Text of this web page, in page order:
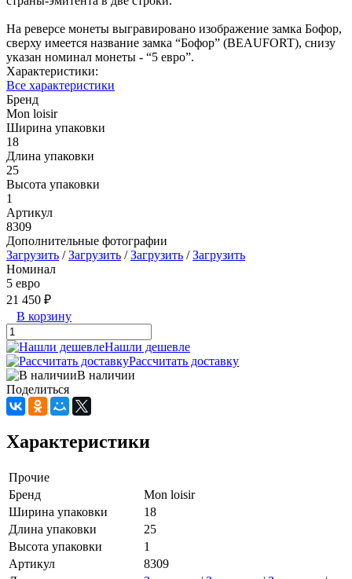
На реверсе монеты выгравировано изображение замка Бофор,
сверху имеется название замка “Бофор” (BEAUFORT), снизу
указан номинал монеты - “5 евро”.
Характеристики:
Все характеристики
Бренд
Mon loisir
Ширина упаковки
18
Длина упаковки
25
Высота упаковки
1
Артикул
8309
Дополнительные фотографии
Загрузить /Загрузить /Загрузить /Загрузить
Номинал
5 евро
21 450 ₽
В корзину
Нашли дешевле
Рассчитать доставку
В наличии
Поделиться
Характеристики
Прочие
Бренд
Mon loisir
Ширина упаковки
18
Длина упаковки
25
Высота упаковки
1
Артикул
8309